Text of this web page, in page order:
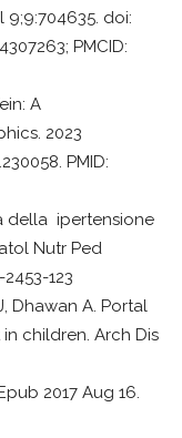
9;9:704635. doi:
PMCID:
A
2023
PMID:
della ipertensione
Nutr Ped
2453-123
Dhawan A. Portal
children. Arch Dis
2017 Aug 16.